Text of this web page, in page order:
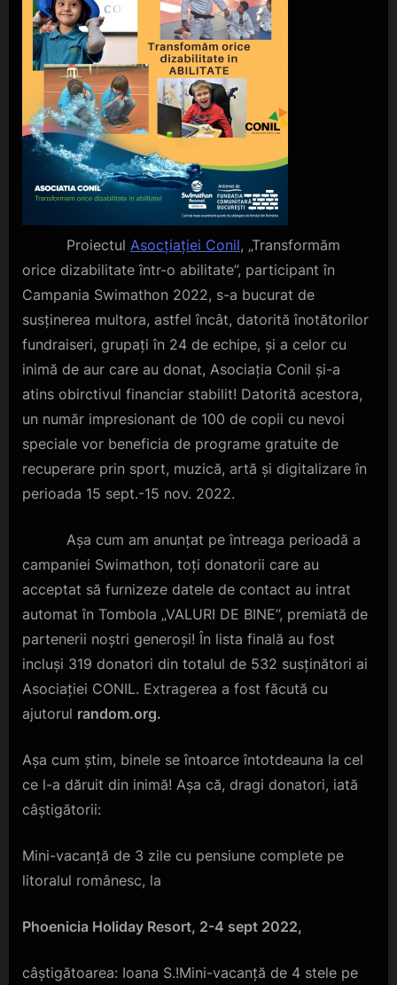
Proiectul Asocțiației Conil, „Transformăm
orice dizabilitate într-o abilitate”, participant în
Campania Swimathon 2022, s-a bucurat de
susținerea multora, astfel încât, datorită înotătorilor
fundraiseri, grupați în 24 de echipe, și a celor cu
inimă de aur care au donat, Asociația Conil și-a
atins obirctivul financiar stabilit! Datorită acestora,
un număr impresionant de 100 de copii cu nevoi
speciale vor beneficia de programe gratuite de
recuperare prin sport, muzică, artă și digitalizare în
perioada 15 sept.-15 nov. 2022.
Așa cum am anunțat pe întreaga perioadă a
campaniei Swimathon, toți donatorii care au
acceptat să furnizeze datele de contact au intrat
automat în Tombola „VALURI DE BINE”, premiată de
partenerii noștri generoși! În lista finală au fost
incluși 319 donatori din totalul de 532 susținători ai
Asociației CONIL. Extragerea a fost făcută cu
ajutorul random.org.
Așa cum știm, binele se întoarce întotdeauna la cel
ce l-a dăruit din inimă! Așa că, dragi donatori, iată
câștigătorii:
Mini-vacanță de 3 zile cu pensiune complete pe
litoralul românesc, la
Phoenicia Holiday Resort, 2-4 sept 2022,
câștigătoarea: Ioana S.!Mini-vacanță de 4 stele pe